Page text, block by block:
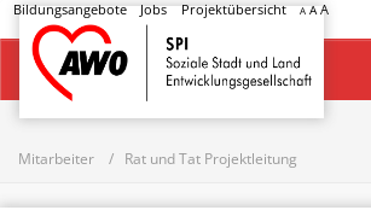
Bildungsangebote Jobs Projektübersicht A AA
Startseite
Mitarbeiter Rat und Tat Projektleitung